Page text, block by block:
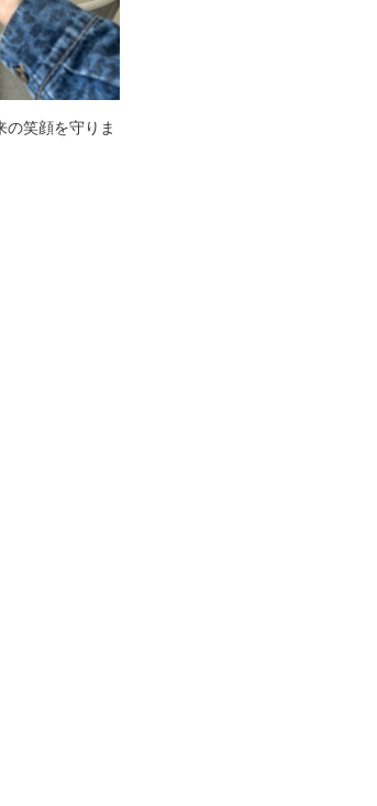
の笑顔を守りま